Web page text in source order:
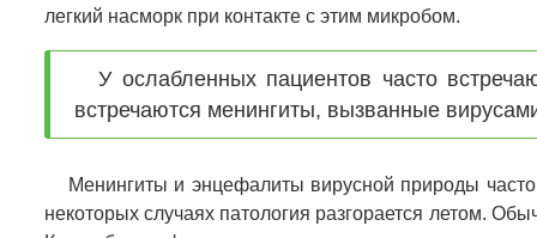
легкий насморк при контакте с этим микробом.
У ослабленных пациентов часто
встречаются менингиты, вызванные
Менингиты и энцефалиты вирусной природы
некоторых случаях патология разгорается летом.